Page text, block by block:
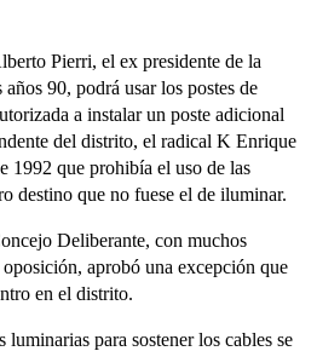
Pierri, el ex presidente de la
90, podrá usar los postes de
a instalar un poste adicional
del distrito, el radical K Enrique
1992 que prohibía el uso de las
destino que no fuese el de iluminar.
Deliberante, con muchos
aprobó una excepción que
en el distrito.
luminarias para sostener los cables se